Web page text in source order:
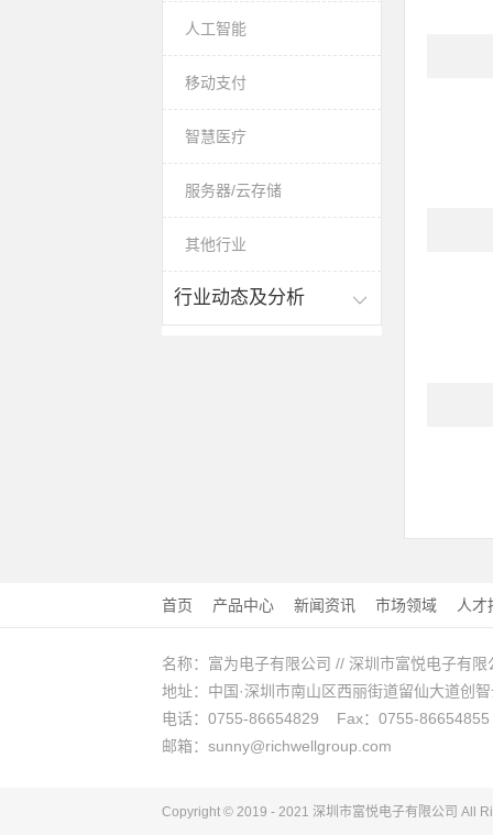
人工智能
移动支付
智慧医疗
服务器/云存储
其他行业
行业动态及分析
首页 产品中心 新闻资讯 市场领域 人才
名称：富为电子有限公司 // 深圳市富悦电子有限
地址：中国·深圳市南山区西丽街道留仙大道创
电话：0755-86654829 Fax：0755-86654855
邮箱：sunny@richwellgroup.com
Copyright © 2019 - 2021 深圳市富悦电子有限公司 All